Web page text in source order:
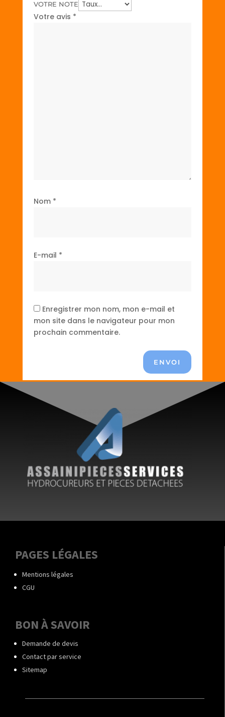
VOTRE NOTE
Votre avis *
Nom *
E-mail *
Enregistrer mon nom, mon e-mail et
mon site dans le navigateur pour mon
prochain commentaire.
ENVOI
PAGES LÉGALES
Mentions légales
CGU
BON À SAVOIR
Demande de devis
Contact par service
Sitemap